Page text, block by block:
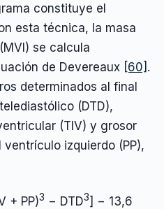
constituye el
esta técnica, la masa
se calcula
de Devereaux [60] .
determinados al final
(DTD),
(TIV) y grosor
izquierdo (PP),
+ PP)3 − DTD3] − 13,6